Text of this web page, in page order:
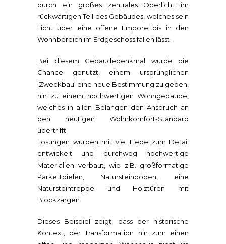
durch ein großes zentrales Oberlicht im
rückwärtigen Teil des Gebäudes, welches sein
Licht über eine offene Empore bis in den
Wohnbereich im Erdgeschoss fallen lässt.
Bei diesem Gebäudedenkmal wurde die
Chance genutzt, einem ursprünglichen
‚Zweckbau‘ eine neue Bestimmung zu geben,
hin zu einem hochwertigen Wohngebäude,
welches in allen Belangen den Anspruch an
den heutigen Wohnkomfort-Standard
übertrifft.
Lösungen wurden mit viel Liebe zum Detail
entwickelt und durchweg hochwertige
Materialien verbaut, wie z.B. großformatige
Parkettdielen, Natursteinböden, eine
Natursteintreppe und Holztüren mit
Blockzargen.
Dieses Beispiel zeigt, dass der historische
Kontext, der Transformation hin zum einen